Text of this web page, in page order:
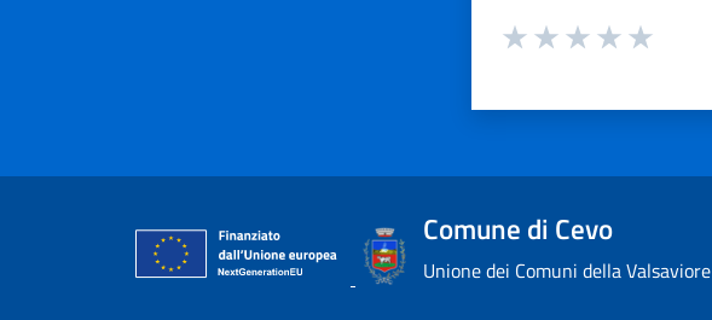
Valuta da 1 a 5 stelle la pagina
Comune di Cevo
Unione dei Comuni della Valsaviore